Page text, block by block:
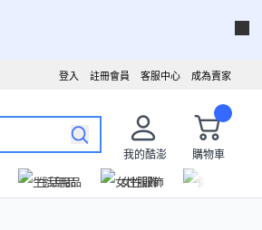
成為賣家
客服中心
註冊會員
登入
我的酷澎
購物車
生活用品 女性服飾